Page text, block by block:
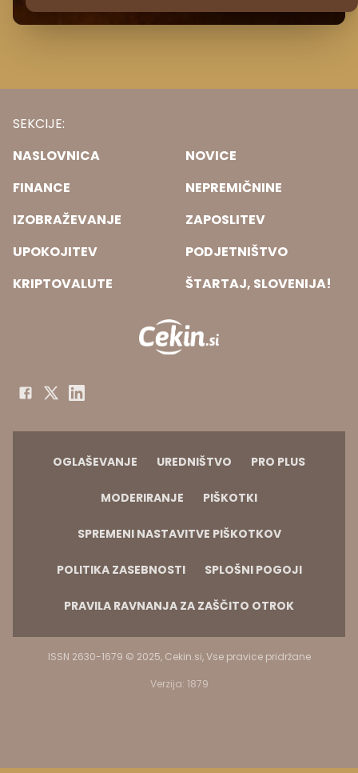
SEKCIJE:
NASLOVNICA
NOVICE
FINANCE
NEPREMIČNINE
IZOBRAŽEVANJE
ZAPOSLITEV
UPOKOJITEV
PODJETNIŠTVO
KRIPTOVALUTE
ŠTARTAJ, SLOVENIJA!
OGLAŠEVANJE UREDNIŠTVO PRO PLUS
MODERIRANJE PIŠKOTKI
SPREMENI NASTAVITVE PIŠKOTKOV
POLITIKA ZASEBNOSTI SPLOŠNI POGOJI
PRAVILA RAVNANJA ZA ZAŠČITO OTROK
ISSN 2630-1679 © 2025, Cekin.si, Vse pravice pridržane
Verzija: 1879